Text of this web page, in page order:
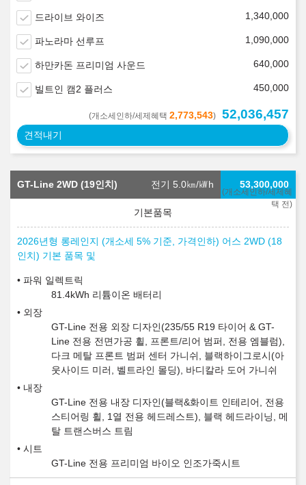
드라이브 와이즈 1,340,000
파노라마 선루프 1,090,000
하만카돈 프리미엄 사운드 640,000
빌트인 캠2 플러스 450,000
(개소세인하/세제혜택 2,773,543) 52,036,457
견적내기
GT-Line 2WD (19인치) 전기 5.0㎞/㎾h
(개소세인하/세제혜
택 전)
53,300,000
2026년형 롱레인지 (개소세 5% 기준, 가격인하) 어스 2WD (18
인치) 기본 품목 및
파워 일렉트릭
81.4kWh 리튬이온 배터리
외장
GT-Line 전용 외장 디자인(235/55 R19 타이어 & GT-
Line 전용 전면가공 휠, 프론트/리어 범퍼, 전용 엠블럼),
다크 메탈 프론트 범퍼 센터 가니쉬, 블랙하이그로시(아
웃사이드 미러, 벨트라인 몰딩), 바디칼라 도어 가니쉬
내장
GT-Line 전용 내장 디자인(블랙&화이트 인테리어, 전용
스티어링 휠, 1열 전용 헤드레스트), 블랙 헤드라이닝, 메
탈 트랜스버스 트림
시트
GT-Line 전용 프리미엄 바이오 인조가죽시트